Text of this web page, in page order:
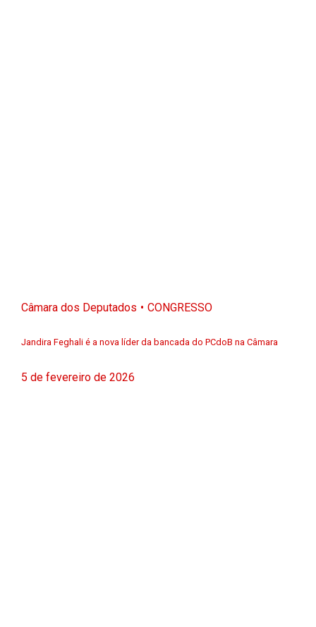
Câmara dos Deputados CONGRESSO
Jandira Feghali é a nova líder da bancada do PCdoB na Câmara
5 de fevereiro de 2026